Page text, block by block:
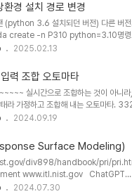
경 설치 경로 변경
(python 3.6 설치되던 버전) 다른 버전
create -n P310 python=3.10명령
는 폴더 안의 envs 안에 설치가 되서 편
프리터를 쓰기 위해 경로를 찾는데
안에서 .conda\envs 를 찾아가는 것
보니 자꾸 .conda\envs 안에 설치해서
치된 폴더 안에 설..
2025.02.13
력 조합 오토마타
실시간으로 조합하는 것이 아니라,
라 가정하고 조합해 내는 오토마타.
해 이전의 pyautogui 를 이용해서 윈도
썬 jamo 라이브러리를 이용하여 데이터
스트링으로 바꿔주게끔 하기 위함. 실
도로 추가적인 기능을 포함한 오토마타
냐하면 백스페이스 대응, 실시간 자모 조
주는 기능 등이 다 필요하기 때문. 이번
2024.09.19
Surface Modeling)
div898/handbook/pri/
www.itl.nist.gov ChatGPT
Python code examples for 3
2024.07.30